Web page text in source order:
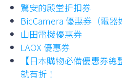
驚安的殿堂折扣券
BicCamera 優惠券（電器
山田電機優惠券
LAOX 優惠券
【日本購物必備優惠券
就有折！